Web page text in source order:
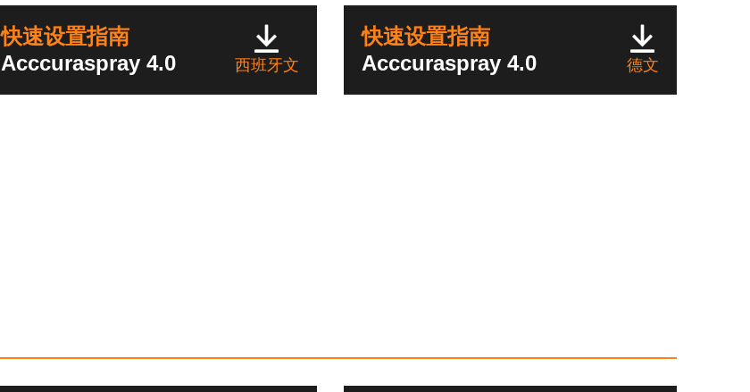
快速设置指南
Acccuraspray 4.0
西班牙文
快速设置指南
Acccuraspray 4.0
德文